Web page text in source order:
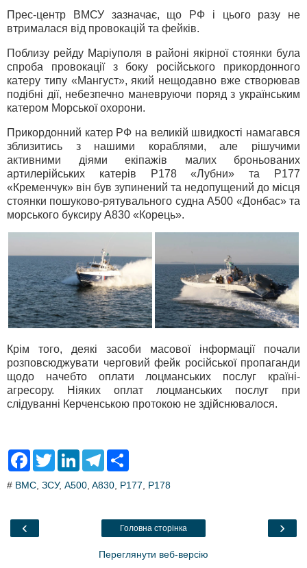
Прес-центр ВМСУ зазначає, що РФ і цього разу не
втрималася від провокацій та фейків.
Поблизу рейду Маріуполя в районі якірної стоянки була
спроба провокації з боку російського прикордонного
катеру типу «Мангуст», який нещодавно вже створював
подібні дії, небезпечно маневруючи поряд з українським
катером Морської охорони.
Прикордонний катер РФ на великій швидкості намагався
зблизитись з нашими кораблями, але рішучими
активними діями екіпажів малих броньованих
артилерійських катерів Р178 «Лубни» та Р177
«Кременчук» він був зупинений та недопущений до місця
стоянки пошуково-рятувального судна А500 «Донбас» та
морського буксиру А830 «Корець».
Крім того, деякі засоби масової інформації почали
розповсюджувати черговий фейк російської пропаганди
щодо начебто оплати лоцманських послуг країні-
агресору. Ніяких оплат лоцманських послуг при
слідуванні Керченською протокою не здійснювалося.
F
e
o
T
t
L
k
T
e
a
r
# ВМС ЗСУ, A500 A830 P177 P178
‹ ›
Головна сторінка
Переглянути веб-версію